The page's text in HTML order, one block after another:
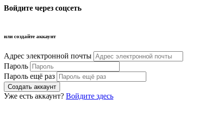
Войдите через соцсеть
или создайте аккаунт
Адрес электронной почты
Пароль
Пароль ещё раз
Уже есть аккаунт? Войдите здесь